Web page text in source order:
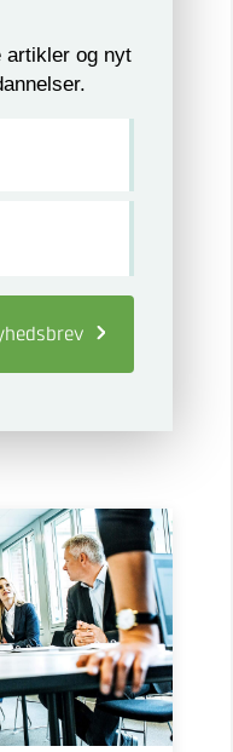
artikler og nyt